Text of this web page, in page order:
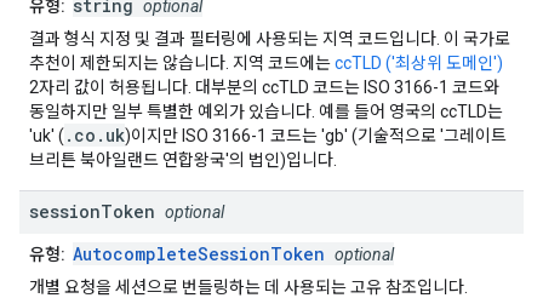
유형: string optional
결과 형식 지정 및 결과 필터링에 사용되는 지역 코드입니다. 이 국가로
추천이 제한되지는 않습니다. 지역 코드에는ccTLD ('최상위 도메인')
2자리 값이 허용됩니다. 대부분의 ccTLD 코드는 ISO 3166-1 코드와
동일하지만 일부 특별한 예외가 있습니다. 예를 들어 영국의 ccTLD는
'uk' ( .co.uk)이지만 ISO 3166-1 코드는 'gb' (기술적으로 '그레이트
브리튼 북아일랜드 연합왕국'의 법인)입니다.
sessionToken optional
유형: AutocompleteSessionToken optional
개별 요청을 세션으로 번들링하는 데 사용되는 고유 참조입니다.